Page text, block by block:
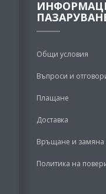
Общи условия
Въпроси и
Плащане
Доставка
Връщане и замяна
Политика на